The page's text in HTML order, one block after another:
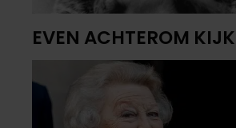
EVEN ACHTEROM